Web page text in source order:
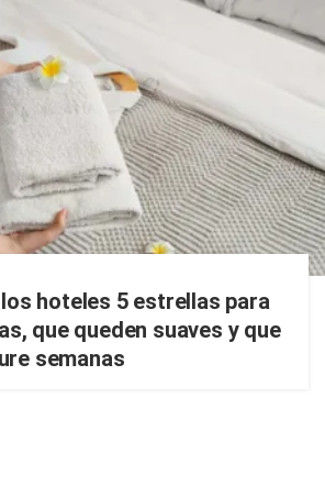
hoteles 5 estrellas para
que queden suaves y que
semanas